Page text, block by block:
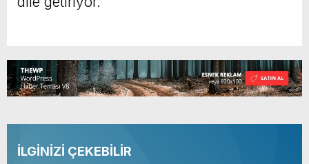
İLGİNİZİ ÇEKEBİLİR